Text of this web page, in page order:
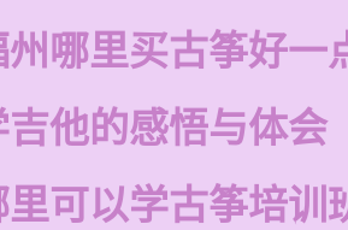
州哪里买古筝好一
吉他的感悟与体会
里可以学古筝培训